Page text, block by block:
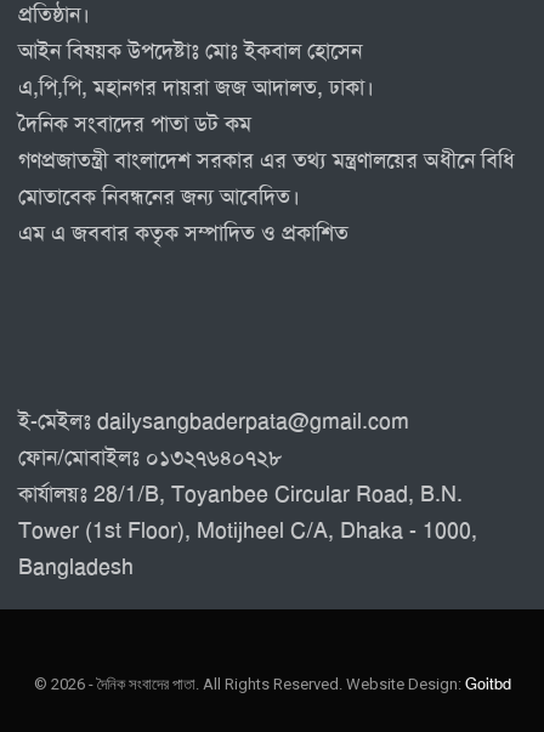
প্রতিষ্ঠান।
আইন বিষয়ক উপদেষ্টাঃ মোঃ ইকবাল হোসেন
এ,পি,পি, মহানগর দায়রা জজ আদালত, ঢাকা।
দৈনিক সংবাদের পাতা ডট কম
গণপ্রজাতন্ত্রী বাংলাদেশ সরকার এর তথ্য মন্ত্রণালয়ের অধীনে বিধি
মোতাবেক নিবন্ধনের জন্য আবেদিত।
এম এ জববার কতৃক সম্পাদিত ও প্রকাশিত
ই-মেইলঃ dailysangbaderpata@gmail.com
ফোন/মোবাইলঃ ০১৩২৭৬৪০৭২৮
কার্যালয়ঃ 28/1/B, Toyanbee Circular Road, B.N.
Tower (1st Floor), Motijheel C/A, Dhaka - 1000,
Bangladesh
© 2026 - দৈনিক সংবাদের পাতা. All Rights Reserved. Website Design: Goitbd